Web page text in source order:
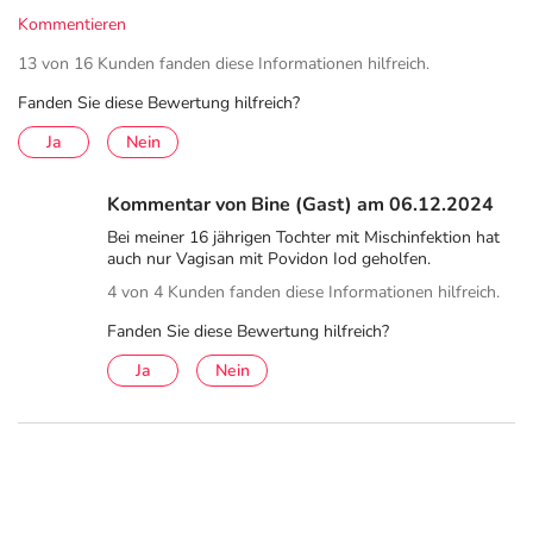
Verträglichkeit aufweist. Vagisan sept ist ohne Applikator
Gute Gründe für Vagisan sept:
Bekämpft die Ursache der Infektion lokal in der Scheide
Zäpfchen sind leicht und ohne Applikator einzuführen
Schnell wirksam
Sehr gute Verträglichkeit
Keine Resistenzentwicklung gegenüber PVP-Iod
Antiseptika greifen direkt die Erreger einer Infektion, wie
Bakterien, Pilze oder Viren, an. Bekannt sind sie häufig als
Kommentieren
13 von 16 Kunden fanden diese Informationen hilfreich.
Fanden Sie diese Bewertung hilfreich?
Ja
Nein
Kommentar von Bine (Gast) am 06.12.2024
Bei meiner 16 jährigen Tochter mit Mischinfektion hat
auch nur Vagisan mit Povidon Iod geholfen.
4 von 4 Kunden fanden diese Informationen hilfreich.
Fanden Sie diese Bewertung hilfreich?
Ja
Nein